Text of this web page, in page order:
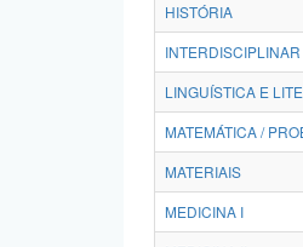
HISTÓRIA
INTERDISCIPLINAR
LINGUÍSTICA E
MATEMÁTICA /
MATERIAIS
MEDICINA I